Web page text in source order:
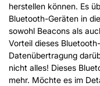
herstellen können. Es
Bluetooth-Geräten in
sowohl Beacons als
Vorteil dieses
Datenübertragung
nicht alles! Dieses
mehr. Möchte es im